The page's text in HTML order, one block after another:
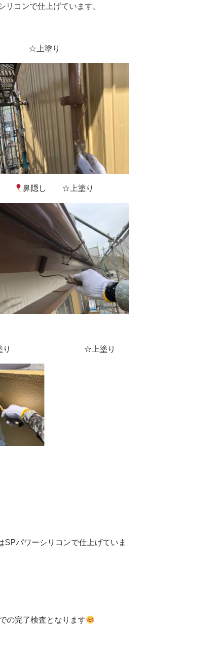
コンで仕上げています。
り
鼻隠し ☆上塗り
☆上塗り
パワーシリコンで仕上げていま
の完了検査となります